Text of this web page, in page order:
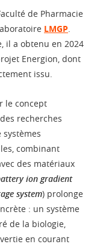
de Pharmacie
LMGP
il a obtenu en 2024
Energion, dont
issu.
le concept
recherches
combinant
des matériaux
ion gradient
system) prolonge
: un système
de la biologie,
en courant